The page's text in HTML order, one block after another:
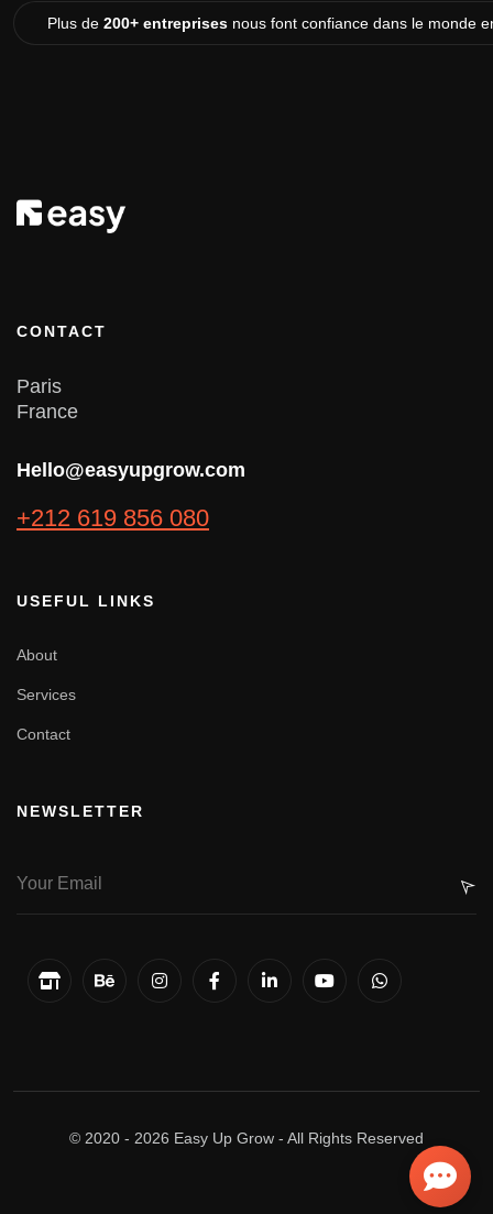
Plus de 200+ entreprises nous font confiance dans le monde
CONTACT
Paris
France
Hello@easyupgrow.com
+212 619 856 080
USEFUL LINKS
About
Services
Contact
NEWSLETTER
© 2020 - 2026 Easy Up Grow - All Rights Reserved